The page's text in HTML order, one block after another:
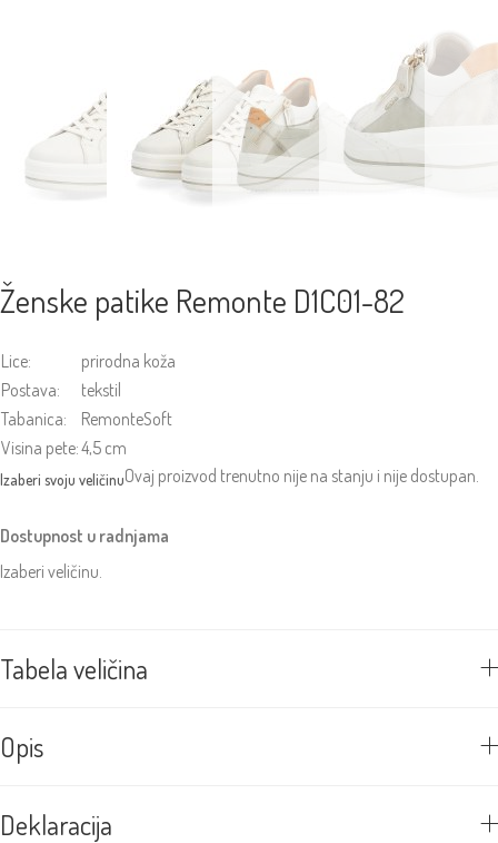
Ženske patike Remonte D1C01-82
Lice:
prirodna koža
Postava:
tekstil
Tabanica:
RemonteSoft
Visina pete:4,5 cm
Ovaj proizvod trenutno nije na stanju i nije dostupan.
Dostupnost u radnjama
Izaberi veličinu.
Tabela veličina
Opis
Deklaracija